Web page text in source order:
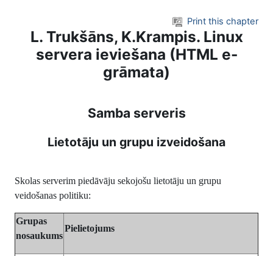
Print this chapter
L. Trukšāns, K.Krampis. Linux
servera ieviešana (HTML e-
grāmata)
Samba serveris
Lietotāju un grupu izveidošana
Skolas serverim piedāvāju sekojošu lietotāju un grupu
veidošanas politiku:
Grupas
nosaukums
Pielietojums